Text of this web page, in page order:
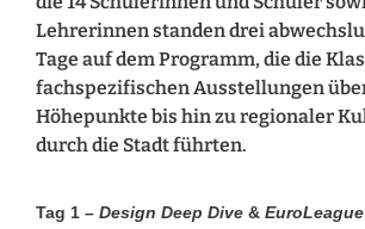
Lehrerinnen standen drei
Tage auf dem Programm, die die
fachspezifischen Ausstellungen
Höhepunkte bis hin zu regionaler
durch die Stadt führten.
Tag 1 – Design Deep Dive&